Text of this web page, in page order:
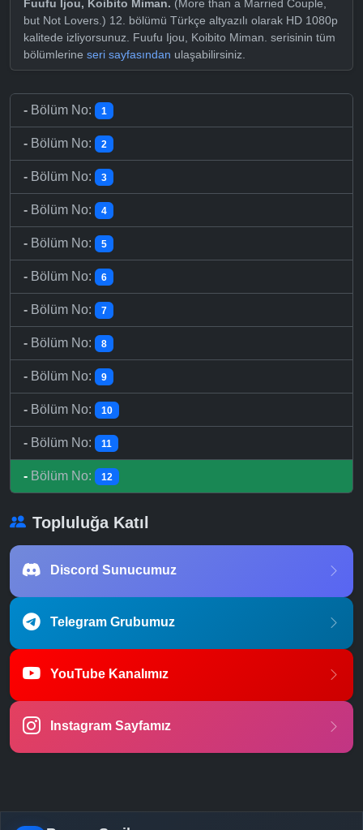
Fuufu Ijou, Koibito Miman. (More than a Married Couple,
but Not Lovers.) 12. bölümü Türkçe altyazılı olarak HD 1080p
kalitede izliyorsunuz. Fuufu Ijou, Koibito Miman. serisinin tüm
bölümlerine seri sayfasından ulaşabilirsiniz.
- Bölüm No: 1
- Bölüm No: 2
- Bölüm No: 3
- Bölüm No: 4
- Bölüm No: 5
- Bölüm No: 6
- Bölüm No: 7
- Bölüm No: 8
- Bölüm No: 9
- Bölüm No: 10
- Bölüm No: 11
- Bölüm No: 12
Topluluğa Katıl
Discord Sunucumuz
Telegram Grubumuz
YouTube Kanalımız
Instagram Sayfamız